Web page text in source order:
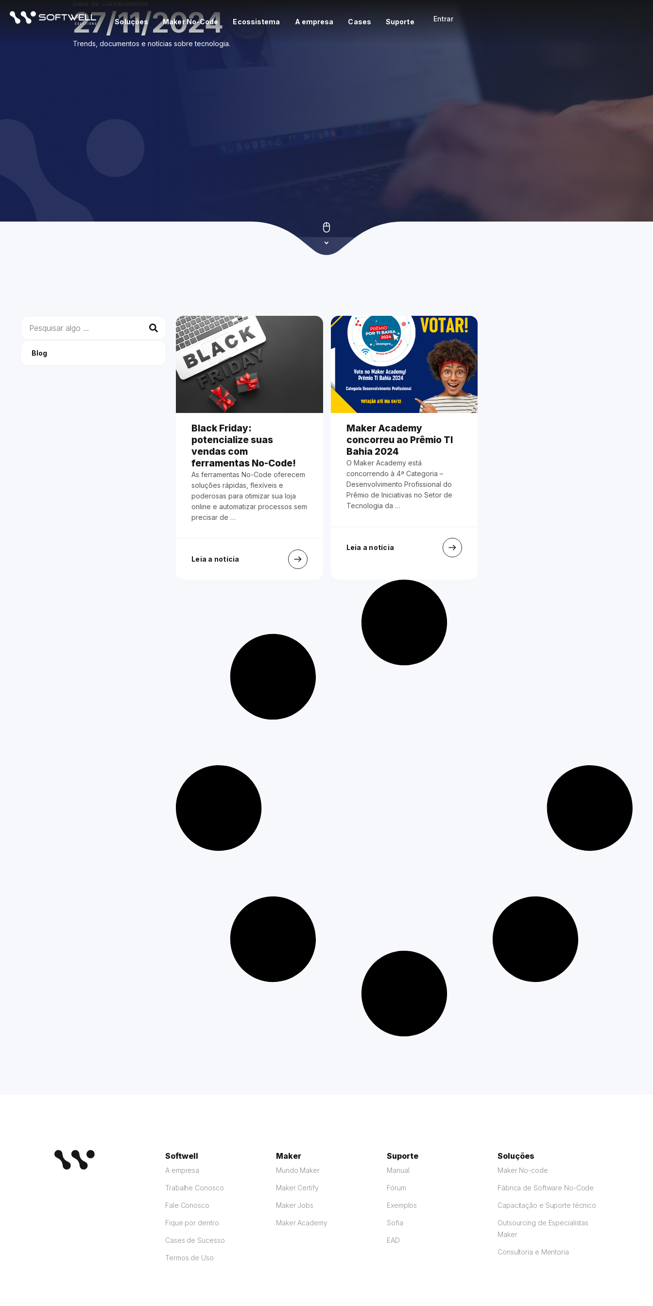
Soluções Maker No-Code Ecossistema A empresa Cases Suporte Entrar
Base de Conhecimento
27/11/2024
Trends, documentos e notícias sobre tecnologia.
Blog
Black Friday:
potencialize suas
vendas com
ferramentas No-Code!
As ferramentas No-Code oferecem
soluções rápidas, flexíveis e
poderosas para otimizar sua loja
online e automatizar processos sem
precisar de …
Leia a notícia
Maker Academy
concorreu ao Prêmio TI
Bahia 2024
O Maker Academy está
concorrendo à 4ª Categoria –
Desenvolvimento Profissional do
Prêmio de Iniciativas no Setor de
Tecnologia da …
Leia a notícia
Softwell
A empresa
Trabalhe Conosco
Fale Conosco
Fique por dentro
Cases de Sucesso
Termos de Uso
Maker
Mundo Maker
Maker Certify
Maker Jobs
Maker Academy
Suporte
Manual
Fórum
Exemplos
Sofia
EAD
Soluções
Maker No-code
Fábrica de Software No-Code
Capacitação e Suporte técnico
Outsourcing de Especialistas
Maker
Consultoria e Mentoria